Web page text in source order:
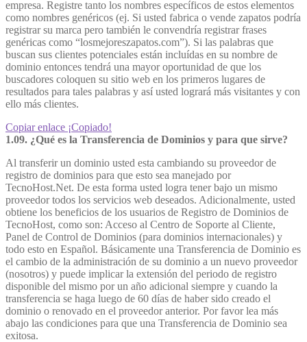
empresa. Registre tanto los nombres específicos de estos elementos
como nombres genéricos (ej. Si usted fabrica o vende zapatos podría
registrar su marca pero también le convendría registrar frases
genéricas como “losmejoreszapatos.com”). Si las palabras que
buscan sus clientes potenciales están incluídas en su nombre de
dominio entonces tendrá una mayor oportunidad de que los
buscadores coloquen su sitio web en los primeros lugares de
resultados para tales palabras y así usted logrará más visitantes y con
ello más clientes.
Copiar enlace ¡Copiado!
1.09. ¿Qué es la Transferencia de Dominios y para que sirve?
Al transferir un dominio usted esta cambiando su proveedor de
registro de dominios para que esto sea manejado por
TecnoHost.Net. De esta forma usted logra tener bajo un mismo
proveedor todos los servicios web deseados. Adicionalmente, usted
obtiene los beneficios de los usuarios de Registro de Dominios de
TecnoHost, como son: Acceso al Centro de Soporte al Cliente,
Panel de Control de Dominios (para dominios internacionales) y
todo esto en Español. Básicamente una Transferencia de Dominio es
el cambio de la administración de su dominio a un nuevo proveedor
(nosotros) y puede implicar la extensión del periodo de registro
disponible del mismo por un año adicional siempre y cuando la
transferencia se haga luego de 60 días de haber sido creado el
dominio o renovado en el proveedor anterior. Por favor lea más
abajo las condiciones para que una Transferencia de Dominio sea
exitosa.